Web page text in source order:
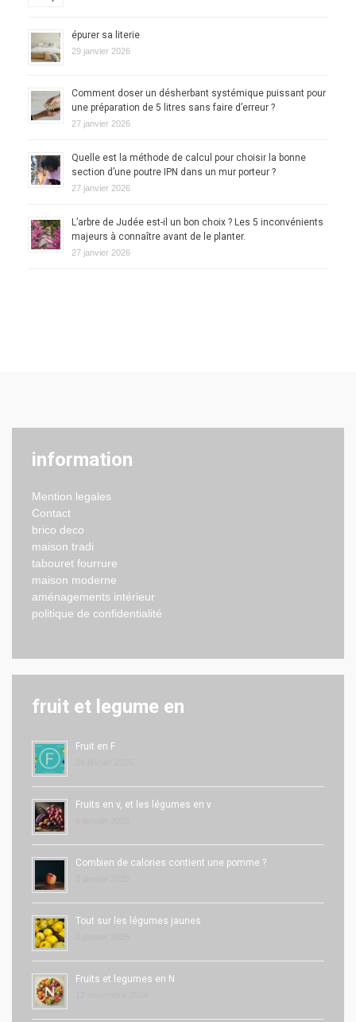
épurer sa literie
29 janvier 2026
Comment doser un désherbant systémique puissant pour
une préparation de 5 litres sans faire d’erreur ?
27 janvier 2026
Quelle est la méthode de calcul pour choisir la bonne
section d’une poutre IPN dans un mur porteur ?
27 janvier 2026
L’arbre de Judée est-il un bon choix ? Les 5 inconvénients
majeurs à connaître avant de le planter.
27 janvier 2026
information
Mention legales
Contact
brico deco
maison tradi
tabouret fourrure
maison moderne
aménagements intérieur
politique de confidentialité
fruit et legume en
Fruit en F
Fruits en v, et les légumes en v
Combien de calories contient une pomme ?
Tout sur les légumes jaunes
Fruits et legumes en N